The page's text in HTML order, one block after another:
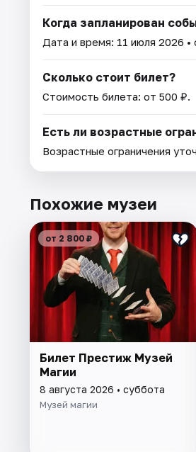
Когда запланирован
Дата и время: 11 июля 2026 •
Сколько стоит билет?
Стоимость билета: от 500 ₽.
Есть ли возрастные
Возрастные ограничения
Похожие музеи
от 2 800 ₽
Билет Престиж Музей
Магии
8 августа 2026 • суббота
Музей магии